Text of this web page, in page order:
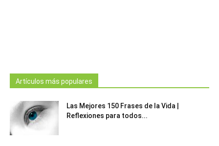
Artículos más populares
Las Mejores 150 Frases de la Vida |
Reflexiones para todos...